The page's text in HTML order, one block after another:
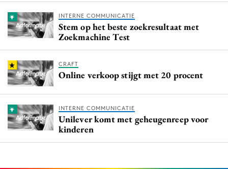
INTERNE COMMUNICATIE
Stem op het beste zoekresultaat met
Zoekmachine Test
CRAFT
Online verkoop stijgt met 20 procent
INTERNE COMMUNICATIE
Unilever komt met geheugenreep voor
kinderen